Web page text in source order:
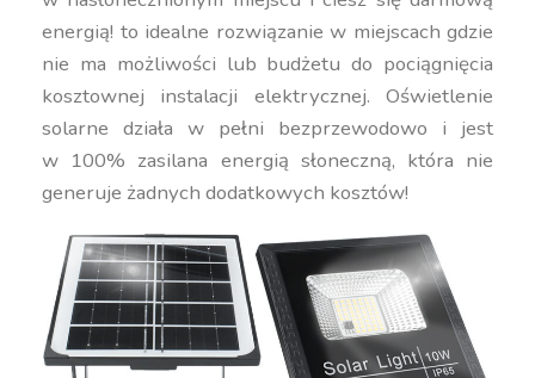
energią! to idealne rozwiązanie w miejscach gdzie
nie ma możliwości lub budżetu do pociągnięcia
kosztownej instalacji elektrycznej. Oświetlenie
solarne działa w pełni bezprzewodowo i jest
w 100% zasilana energią słoneczną, która nie
generuje żadnych dodatkowych kosztów!